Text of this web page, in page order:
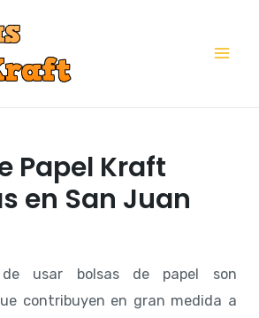
Papel Kraft
en San Juan
de usar bolsas de papel son
contribuyen en gran medida a